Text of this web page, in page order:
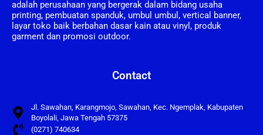
adalah perusahaan yang bergerak dalam bidang usaha
printing, pembuatan spanduk, umbul umbul, vertical banner,
layar toko baik berbahan dasar kain atau vinyl, produk
garment dan promosi outdoor.
Contact
Jl. Sawahan, Karangmojo, Sawahan, Kec. Ngemplak, Kabupaten
Boyolali, Jawa Tengah 57375
(0271) 740634